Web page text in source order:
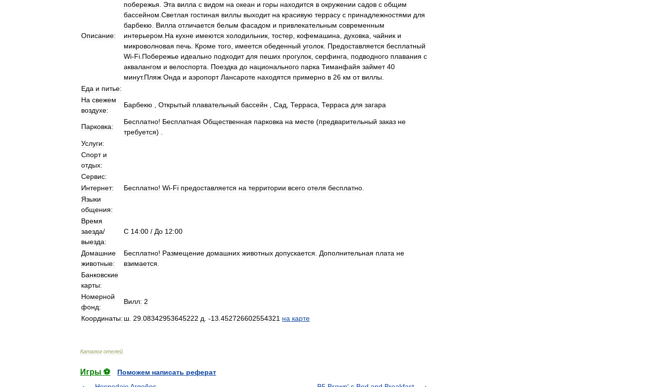
Описание:
побережья
Эта вилла с видом на океан и горы находится в окружении садов с общим
бассейном Светлая гостиная виллы выходит на красивую террасу с принадлежностями для
барбекю
Вилла отличается белым фасадом и привлекательным современным
интерьером На кухне имеются холодильник тостер кофемашина духовка чайник и
микроволновая печь Кроме того имеется обеденный уголок Предоставляется бесплатный
Wi-Fi Побережье идеально подходит для пеших прогулок серфинга подводного плавания с
аквалангом и велоспорта Поездка до национального парка Тиманфайя займет 40
минут.Пляж Онда и аэропорт Лансароте находятся примерно в 26 км от виллы
Еда и питье:
На свежем
воздухе:
Барбекю Открытый плавательный бассейн Сад Терраса Терраса для загара
Парковка:
Бесплатно! Бесплатная Общественная парковка на месте (предварительный заказ не
требуется) .
Услуги:
Спорт и
отдых:
Сервис:
Интернет:
Бесплатно! Wi-Fi предоставляется на территории всего отеля бесплатно
Языки
общения:
Время
заезда/
выезда:
C 14:00 / До 12:00
Домашние
животные:
Бесплатно! Размещение домашних животных допускается Дополнительная плата не
взимается
Банковские
карты:
Номерной
фонд:
Вилл: 2
Координаты: ш 29 08342953645222 д . -13 452726602554321 на карте
Каталог отелей
Игры ⚽
Поможем написать реферат